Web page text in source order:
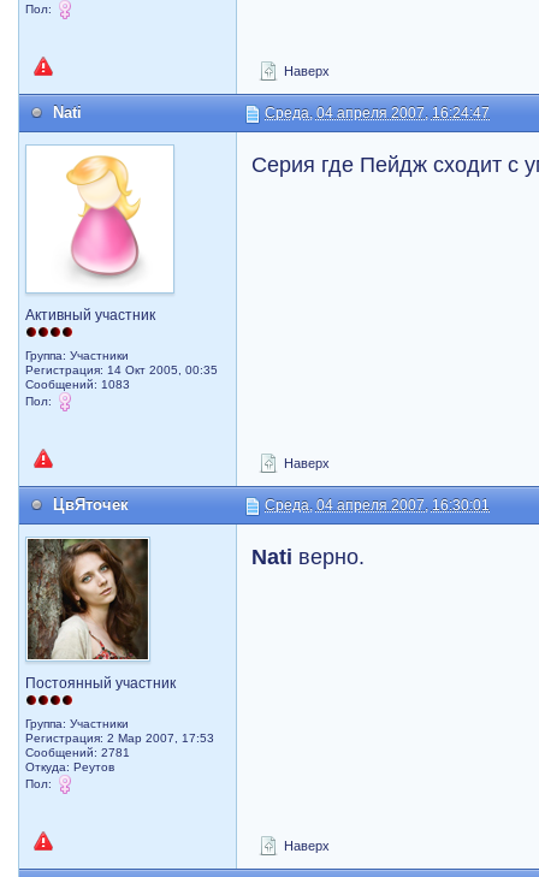
Пол:
Наверх
Nati Среда, 04 апреля 2007, 16:24:47
Активный участник
Группа: Участники
Регистрация: 14 Окт 2005, 00:35
Сообщений: 1083
Пол:
Серия где Пейдж сходит с
Наверх
ЦвЯточек Среда, 04 апреля 2007, 16:30:01
Постоянный участник
Группа: Участники
Регистрация: 2 Мар 2007, 17:53
Сообщений: 2781
Откуда: Реутов
Пол:
Nati верно.
Наверх